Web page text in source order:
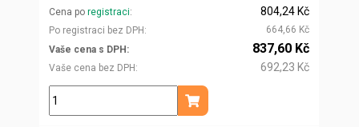
Cena po registraci
Po registraci bez DPH
804,24 Kč
664,66 Kč
Vaše cena s DPH
Vaše cena bez DPH
837,60 Kč
692,23 Kč
ks
Přidat do košíku